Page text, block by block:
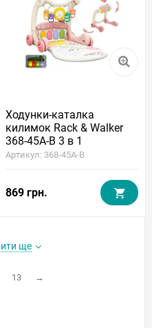
Ходунки-каталка
килимок Rack & Walker
368-45A-B 3 в 1
(підсвічування, мелодії,
Артикул: 368-45A-B
869 грн.
ще
13 →